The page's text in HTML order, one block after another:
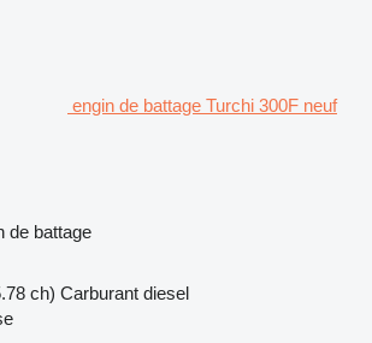
engin de battage Turchi 300F neuf
de battage
ch) Carburant diesel